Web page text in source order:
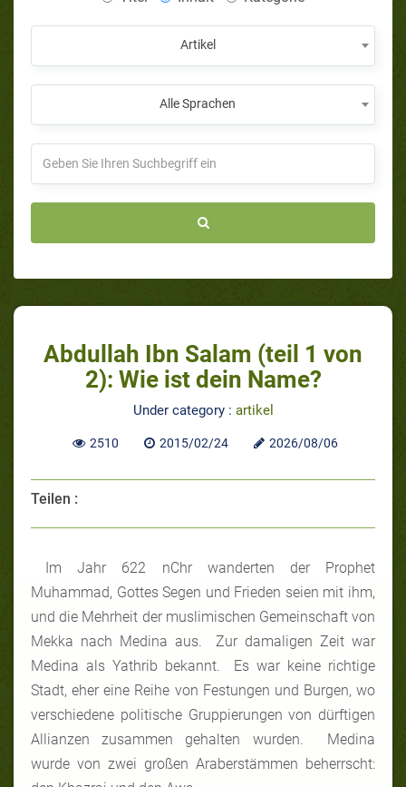
Artikel
Alle Sprachen
Abdullah Ibn Salam (teil 1 von
2): Wie ist dein Name?
Under category : artikel
2510 2015/02/24 2026/08/06
Teilen :
Im Jahr 622 nChr wanderten der Prophet
Muhammad, Gottes Segen und Frieden seien mit ihm,
und die Mehrheit der muslimischen Gemeinschaft von
Mekka nach Medina aus. Zur damaligen Zeit war
Medina als Yathrib bekannt. Es war keine richtige
Stadt, eher eine Reihe von Festungen und Burgen, wo
verschiedene politische Gruppierungen von dürftigen
Allianzen zusammen gehalten wurden. Medina
wurde von zwei großen Araberstämmen beherrscht: